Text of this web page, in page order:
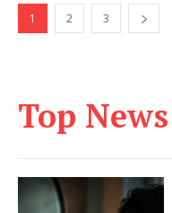
1 2 3
Top News